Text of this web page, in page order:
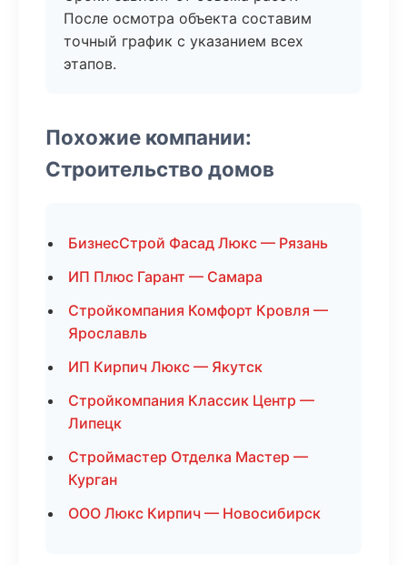
После осмотра объекта составим
точный график с указанием всех
этапов.
Похожие компании:
Строительство домов
БизнесСтрой Фасад Люкс — Рязань
ИП Плюс Гарант — Самара
Стройкомпания Комфорт Кровля —
Ярославль
ИП Кирпич Люкс — Якутск
Стройкомпания Классик Центр —
Липецк
Строймастер Отделка Мастер —
Курган
ООО Люкс Кирпич — Новосибирск